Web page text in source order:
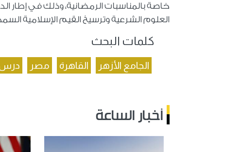
خاصة بالمناسبات الرمضانية، وذلك في إطار
العلوم الشرعية وترسيخ القيم الإسلامية
كلمات البحث
الجامع الأزهر القاهرة مصر درس
أخبار الساعة